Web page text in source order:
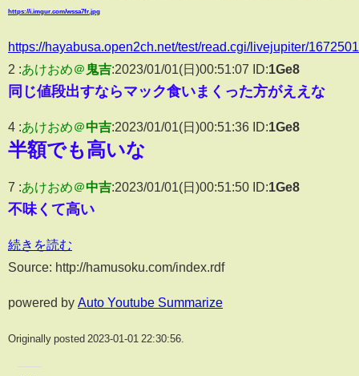
https://i.imgur.com/wssa7fr.jpg
https://hayabusa.open2ch.net/test/read.cgi/livejupiter/
2 :あけおめ＠ 鬼吉:2023/01/01(日)00:51:07 ID:1Ge8
同じ値段出すならマック食いまくった方がええな
4 :あけおめ＠中吉:2023/01/01(日)00:51:36 ID:1Ge8
半額でも高いな
7 :あけおめ＠中吉:2023/01/01(日)00:51:50 ID:1Ge8
不味くて高い
続きを読む
Source: http://hamusoku.com/index.rdf
powered by Auto Youtube Summarize
Originally posted 2023-01-01 22:30:56.